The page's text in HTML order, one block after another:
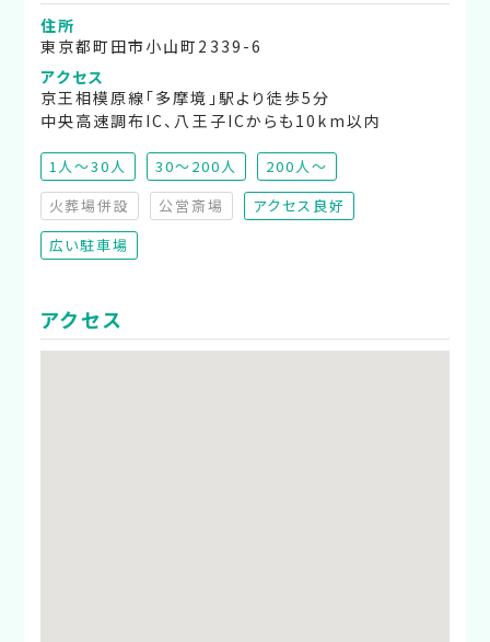
住所
東京都町田市小山町2339-6
アクセス
京王相模原線「多摩境」駅より徒歩5分
中央高速調布IC、八王子ICからも10km以内
1人～30人 30～200人
200人～
火葬場併設
（非対応）
公営斎場
（非対応）
アクセス良好
広い駐車場
アクセス